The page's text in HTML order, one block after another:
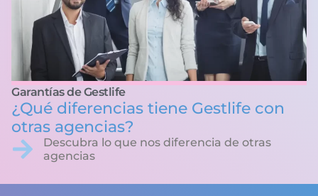
Garantías de Gestlife
¿Qué diferencias tiene Gestlife con
otras agencias?
Descubra lo que nos diferencia de otras
agencias